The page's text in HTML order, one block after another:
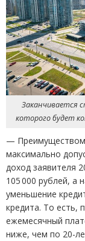
Заканчивается
которого будет
— Преимуществом
максимально
доход заявителя
105 000 рублей, а
уменьшение
кредита. То есть,
ежемесячный
ниже, чем по 20-